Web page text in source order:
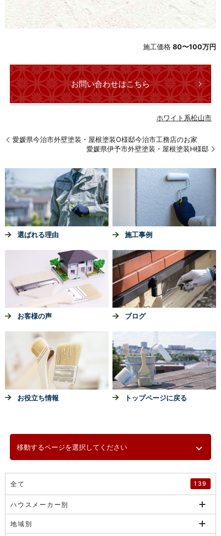
施工価格 80〜100万円
お問い合わせはこちら
ホワイト系松山市
愛媛県今治市外壁塗装・屋根塗装O様邸今治市工務店のお家
愛媛県伊予市外壁塗装・屋根塗装H様邸
選ばれる理由 施工事例
お客様の声 ブログ
お役立ち情報 トップページに戻る
移動するページを選択してください
全て 139
ハウスメーカー別
地域別